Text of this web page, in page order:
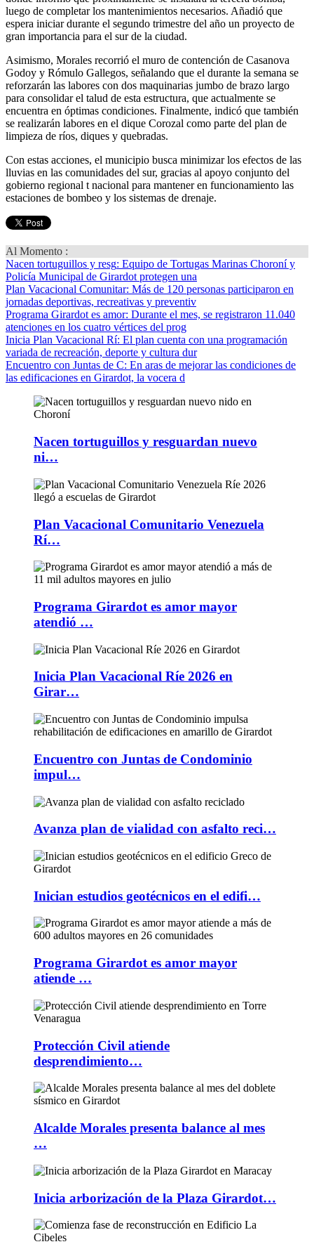
luego de completar los mantenimientos necesarios. Añadió que
espera iniciar durante el segundo trimestre del año un proyecto de
gran importancia para el sur de la ciudad.
Asimismo, Morales recorrió el muro de contención de Casanova
Godoy y Rómulo Gallegos, señalando que el durante la semana se
reforzarán las labores con dos maquinarias jumbo de brazo largo
para consolidar el talud de esta estructura, que actualmente se
encuentra en óptimas condiciones. Finalmente, indicó que también
se realizarán labores en el dique Corozal como parte del plan de
limpieza de ríos, diques y quebradas.
Con estas acciones, el municipio busca minimizar los efectos de las
lluvias en las comunidades del sur, gracias al apoyo conjunto del
gobierno regional t nacional para mantener en funcionamiento las
estaciones de bombeo y los sistemas de drenaje.
Al Momento :
Nacen tortuguillos y resg: Equipo de Tortugas Marinas Choroní y
Policía Municipal de Girardot protegen una
Plan Vacacional Comunitar: Más de 120 personas participaron en
jornadas deportivas, recreativas y preventiv
Programa Girardot es amor: Durante el mes, se registraron 11.040
atenciones en los cuatro vértices del prog
Inicia Plan Vacacional Rí: El plan cuenta con una programación
variada de recreación, deporte y cultura dur
Encuentro con Juntas de C: En aras de mejorar las condiciones de
las edificaciones en Girardot, la vocera d
Nacen tortuguillos y resguardan nuevo
ni…
Plan Vacacional Comunitario Venezuela
Rí…
Programa Girardot es amor mayor
atendió …
Inicia Plan Vacacional Ríe 2026 en
Girar…
Encuentro con Juntas de Condominio
impul…
Avanza plan de vialidad con asfalto reci…
Inician estudios geotécnicos en el edifi…
Programa Girardot es amor mayor
atiende …
Protección Civil atiende
desprendimiento…
Alcalde Morales presenta balance al mes
…
Inicia arborización de la Plaza Girardot…